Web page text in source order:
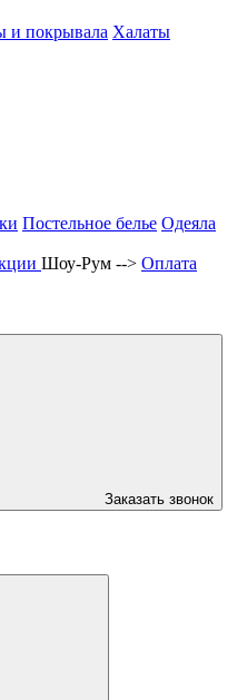
и покрывала Халаты
Постельное белье Одеяла
Шоу-Рум --> Оплата
Заказать звонок